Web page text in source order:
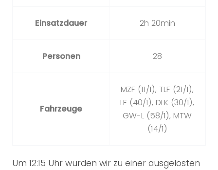
Einsatzdauer 2h 20min
Personen 28
Fahrzeuge
MZF (11/1), TLF (21/1),
LF (40/1), DLK (30/1),
GW-L (58/1), MTW
(14/1)
Um 12:15 Uhr wurden wir zu einer ausgelösten